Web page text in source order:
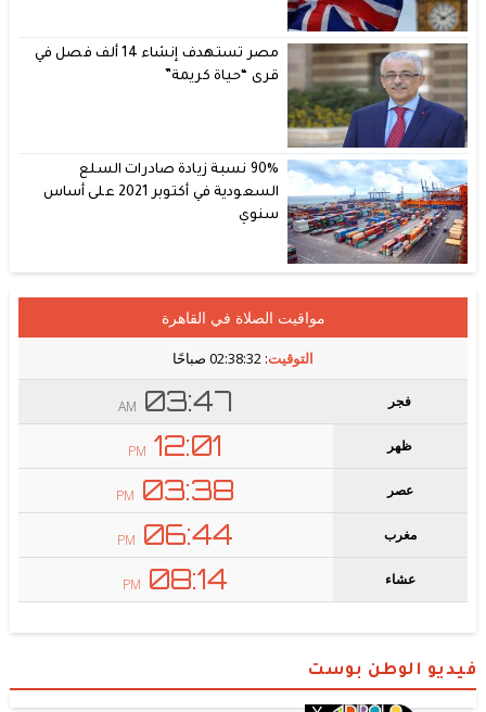
مصر تستهدف إنشاء 14 ألف فصل في
قرى “حياة كريمة”
90% نسبة زيادة صادرات السلع
السعودية في أكتوبر 2021 على أساس
سنوي
فيديو الوطن بوست